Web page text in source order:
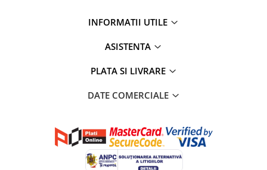
INFORMATII UTILE
ASISTENTA
PLATA SI LIVRARE
DATE COMERCIALE